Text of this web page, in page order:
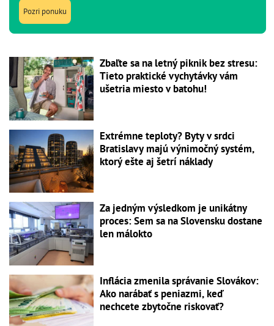
Pozri ponuku
Zbaľte sa na letný piknik bez stresu:
Tieto praktické vychytávky vám
ušetria miesto v batohu!
Extrémne teploty? Byty v srdci
Bratislavy majú výnimočný systém,
ktorý ešte aj šetrí náklady
Za jedným výsledkom je unikátny
proces: Sem sa na Slovensku dostane
len málokto
Inflácia zmenila správanie Slovákov:
Ako narábať s peniazmi, keď
nechcete zbytočne riskovať?